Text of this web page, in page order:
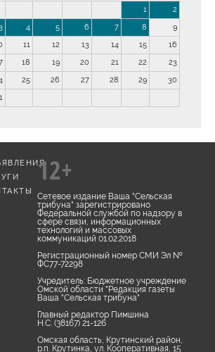
1
2
4 5 6 7 8
9
11 12 13 14 15
16
18 19 20 21 22
23
25 26 27 28 29
30
12+
Сетевое издание Ваша "Сельская
трибуна" зарегистрировано
Федеральной службой по надзору в
сфере связи, информационных
технологий и массовых
коммуникаций 01.02.2018
Регистрационный номер СМИ Эл №
ФС77-72298
Учредитель: Бюджетное учреждение
Омской области "Редакция газеты
Ваша "Сельская трибуна"
Главный редактор Пимшина
Н.С. (38167) 21-126
Омская область, Крутинский район,
р.п. Крутинка, ул. Кооперативная, 15